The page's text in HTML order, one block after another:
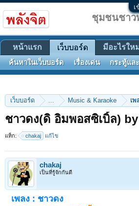
เ
เว็บบอร์ด ... Music & Karaoke เ
ชาวดง(ดิ อิมพอสซิเบิ้ล)
แท็ก: chakaj แก้ไข
chakaj
เป็นที่รู้จักกันดี
เพลง : ชาวดง
ชุมชนชาว
หน้าแรก เว็บบอร์ด
ค้นหาในเว็บบอร์ด เรื่องเด่น กระทู้แล
มีอะไรให